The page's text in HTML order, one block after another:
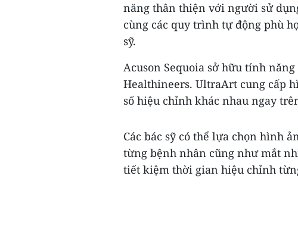
năng thân thiện với người sử
cùng các quy trình tự động phù
sỹ.
Acuson Sequoia sở hữu tính
Healthineers. UltraArt cung cấp
số hiệu chỉnh khác nhau ngay
Các bác sỹ có thể lựa chọn hình
từng bệnh nhân cũng như mắt
tiết kiệm thời gian hiệu chỉnh